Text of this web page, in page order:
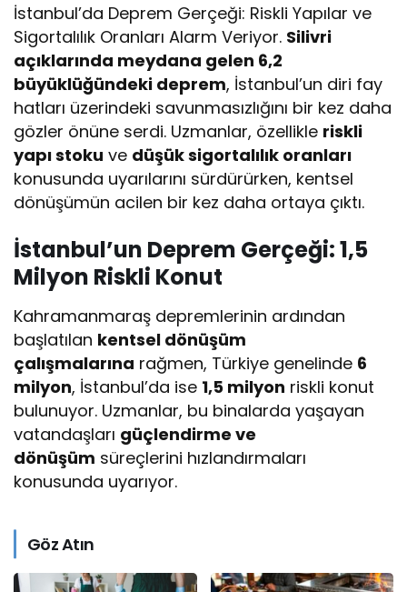
İstanbul’da Deprem Gerçeği: Riskli Yapılar ve
Sigortalılık Oranları Alarm Veriyor. Silivri
açıklarında meydana gelen 6,2
büyüklüğündeki deprem, İstanbul’un diri fay
hatları üzerindeki savunmasızlığını bir kez daha
gözler önüne serdi. Uzmanlar, özellikle riskli
yapı stoku ve düşük sigortalılık oranları
konusunda uyarılarını sürdürürken, kentsel
dönüşümün acilen bir kez daha ortaya çıktı.
İstanbul’un Deprem Gerçeği: 1,5
Milyon Riskli Konut
Kahramanmaraş depremlerinin ardından
başlatılan kentsel dönüşüm
çalışmalarına rağmen, Türkiye genelinde 6
milyon, İstanbul’da ise 1,5 milyon riskli konut
bulunuyor. Uzmanlar, bu binalarda yaşayan
vatandaşları güçlendirme ve
dönüşüm süreçlerini hızlandırmaları
konusunda uyarıyor.
Göz Atın